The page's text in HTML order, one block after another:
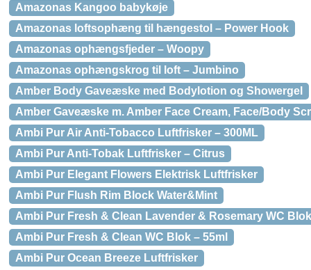
Amazonas Kangoo babykøje
Amazonas loftsophæng til hængestol – Power Hook
Amazonas ophængsfjeder – Woopy
Amazonas ophængskrog til loft – Jumbino
Amber Body Gaveæske med Bodylotion og Showergel
Amber Gaveæske m. Amber Face Cream, Face/Body
Ambi Pur Air Anti-Tobacco Luftfrisker – 300ML
Ambi Pur Anti-Tobak Luftfrisker – Citrus
Ambi Pur Elegant Flowers Elektrisk Luftfrisker
Ambi Pur Flush Rim Block Water&Mint
Ambi Pur Fresh & Clean Lavender & Rosemary WC
Ambi Pur Fresh & Clean WC Blok – 55ml
Ambi Pur Ocean Breeze Luftfrisker